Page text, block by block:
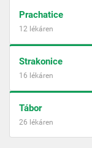
Prachatice
12 lékáren
Strakonice
16 lékáren
Tábor
26 lékáren